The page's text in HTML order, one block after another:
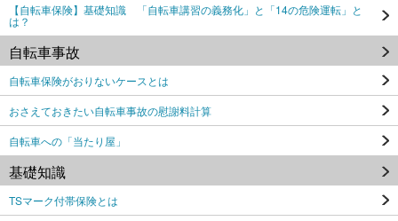
【自転車保険】基礎知識 「自転車講習の義務化」と「14の危険運転」と
は？
自転車事故
自転車保険がおりないケースとは
おさえておきたい自転車事故の慰謝料計算
自転車への「当たり屋」
基礎知識
TSマーク付帯保険とは